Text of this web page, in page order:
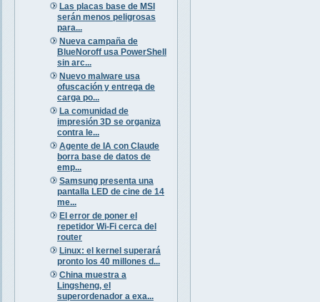
Las placas base de MSI
serán menos peligrosas
para...
Nueva campaña de
BlueNoroff usa PowerShell
sin arc...
Nuevo malware usa
ofuscación y entrega de
carga po...
La comunidad de
impresión 3D se organiza
contra le...
Agente de IA con Claude
borra base de datos de
emp...
Samsung presenta una
pantalla LED de cine de 14
me...
El error de poner el
repetidor Wi-Fi cerca del
router
Linux: el kernel superará
pronto los 40 millones d...
China muestra a
Lingsheng, el
superordenador a exa...